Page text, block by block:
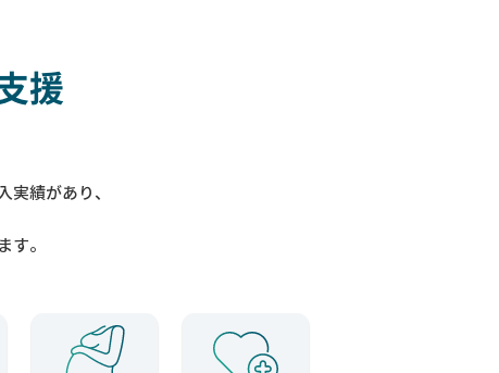
援
績があり、
。